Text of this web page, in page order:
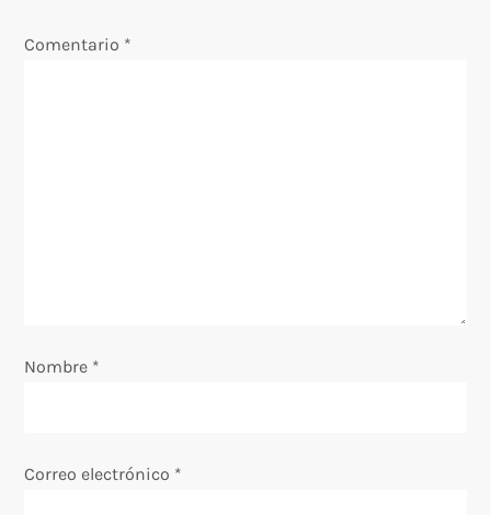
n
r
Comentario *
Nombre *
Correo electrónico *